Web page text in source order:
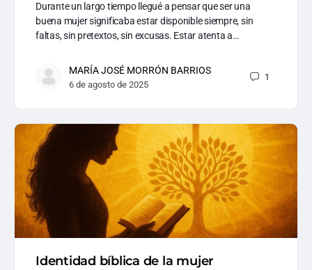
Durante un largo tiempo llegué a pensar que ser una
buena mujer significaba estar disponible siempre, sin
faltas, sin pretextos, sin excusas. Estar atenta a…
MARÍA JOSÉ MORRÓN BARRIOS
6 de agosto de 2025
1
Identidad bíblica de la mujer